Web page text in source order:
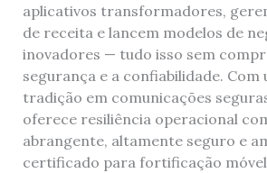
aplicativos transformadores,
de receita e lancem modelos de
inovadores — tudo isso sem
segurança e a confiabilidade. Com
tradição em comunicações
oferece resiliência operacional
abrangente, altamente seguro e
certificado para fortificação